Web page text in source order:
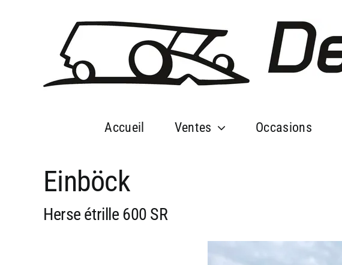
Accueil Ventes Occasions
Einböck
Herse étrille 600 SR